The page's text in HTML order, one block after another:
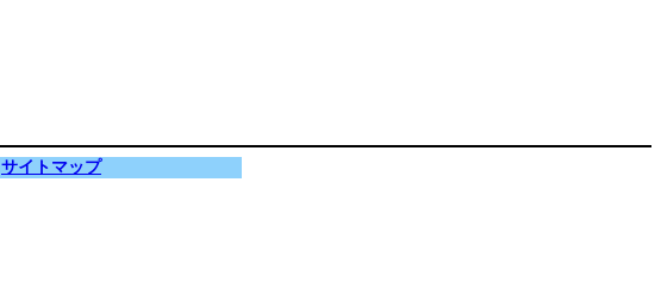
サイトマップ